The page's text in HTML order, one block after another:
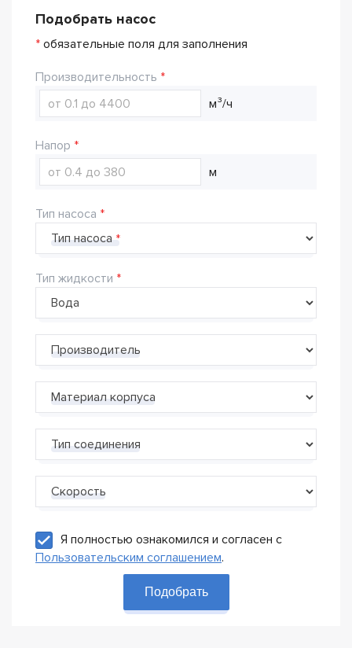
Подобрать насос
* обязательные поля для заполнения
Производительность
м³/ч
Напор
м
Тип насоса
Тип насоса
Тип жидкости
Производитель
Материал корпуса
Тип соединения
Скорость
Я полностью ознакомился и согласен с
Пользовательским соглашением.
Подобрать